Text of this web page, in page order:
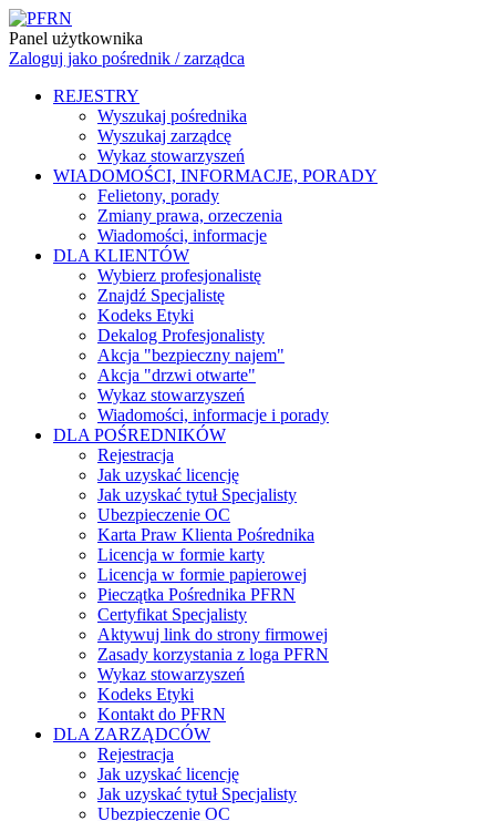
Panel użytkownika
Zaloguj jako pośrednik / zarządca
REJESTRY
Wyszukaj pośrednika
Wyszukaj zarządcę
Wykaz stowarzyszeń
WIADOMOŚCI, INFORMACJE, PORADY
Felietony, porady
Zmiany prawa, orzeczenia
Wiadomości, informacje
DLA KLIENTÓW
Wybierz profesjonalistę
Znajdź Specjalistę
Kodeks Etyki
Dekalog Profesjonalisty
Akcja "bezpieczny najem"
Akcja "drzwi otwarte"
Wykaz stowarzyszeń
Wiadomości, informacje i porady
DLA POŚREDNIKÓW
Rejestracja
Jak uzyskać licencję
Jak uzyskać tytuł Specjalisty
Ubezpieczenie OC
Karta Praw Klienta Pośrednika
Licencja w formie karty
Licencja w formie papierowej
Pieczątka Pośrednika PFRN
Certyfikat Specjalisty
Aktywuj link do strony firmowej
Zasady korzystania z loga PFRN
Wykaz stowarzyszeń
Kodeks Etyki
Kontakt do PFRN
DLA ZARZĄDCÓW
Rejestracja
Jak uzyskać licencję
Jak uzyskać tytuł Specjalisty
Ubezpieczenie OC